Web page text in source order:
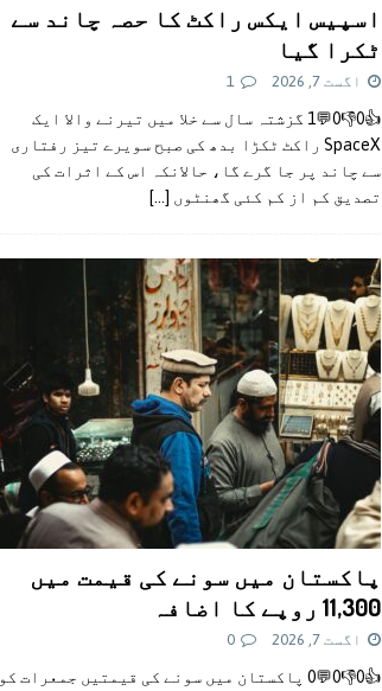
اسپیس ایکس راکٹ کا حصہ چاند سے
ٹکرا گیا
اگست 7, 2026 1
👍0👎0💬1 گزشتہ سال سے خلا میں تیرنے والا ایک
SpaceX راکٹ ٹکڑا بدھ کی صبح سویرے تیز رفتاری
سے چاند پر جا گرے گا، حالانکہ اس کے اثرات کی
تصدیق کم از کم کئی گھنٹوں [...]
پاکستان میں سونے کی قیمت میں
11,300 روپے کا اضافہ
اگست 7, 2026 0
👍0👎0💬0 پاکستان میں سونے کی قیمتیں جمعرات کو